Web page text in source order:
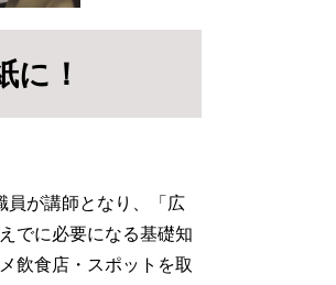
に！
員が講師となり、「広
でに必要になる基礎知
飲食店・スポットを取